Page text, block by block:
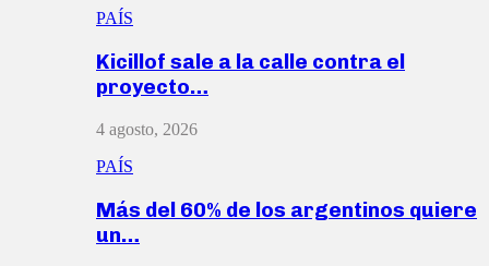
PAÍS
Kicillof sale a la calle contra el
proyecto…
4 agosto, 2026
PAÍS
Más del 60% de los argentinos quiere
un…